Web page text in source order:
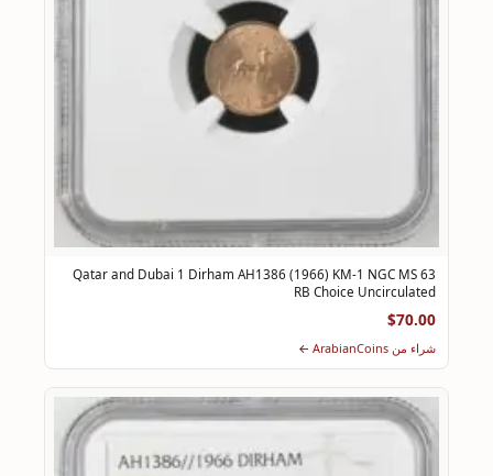
Qatar and Dubai 1 Dirham AH1386 (1966) KM-1 NGC MS 63
RB Choice Uncirculated
$70.00
شراء من ArabianCoins ←